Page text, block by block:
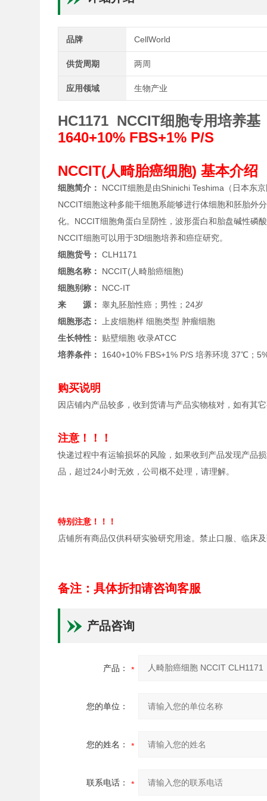
品牌 CellWorld
供货周期 两周
应用领域 生物产业
HC1171 NCCIT细胞专用培养基
1640+10% FBS+1% P/S
NCCIT(人畸胎癌细胞) 基本介绍
细胞简介：
NCCIT细胞是由Shinichi Teshima（日本东
NCCIT细胞这种多能干细胞系能够进行体细胞和胚胎外
化。NCCIT细胞角蛋白呈阴性，波形蛋白和胎盘碱性磷
NCCIT细胞可以用于3D细胞培养和癌症研究。
细胞货号： CLH1171
细胞名称：
NCCIT(人畸胎癌细胞)
细胞别称：
NCC-IT
来 源： 睾丸胚胎性癌；男性；24岁
细胞形态：
上皮细胞样 细胞类型 肿瘤细胞
生长特性：
贴壁细胞 收录ATCC
培养条件：
1640+10% FBS+1% P/S 培养环境 37℃；
购买说明
因店铺内产品较多，收到货请与产品实物核对，如有其
注意！！！
快递过程中有运输损坏的风险，如果收到产品发现产品
品，超过24小时无效，公司概不处理，请理解。
特别注意！！！
店铺所有商品仅供科研实验研究用途。禁止口服、临床
备注：具体折扣请咨询客服
产品咨询
产品：
您的单位：
您的姓名：
联系电话：